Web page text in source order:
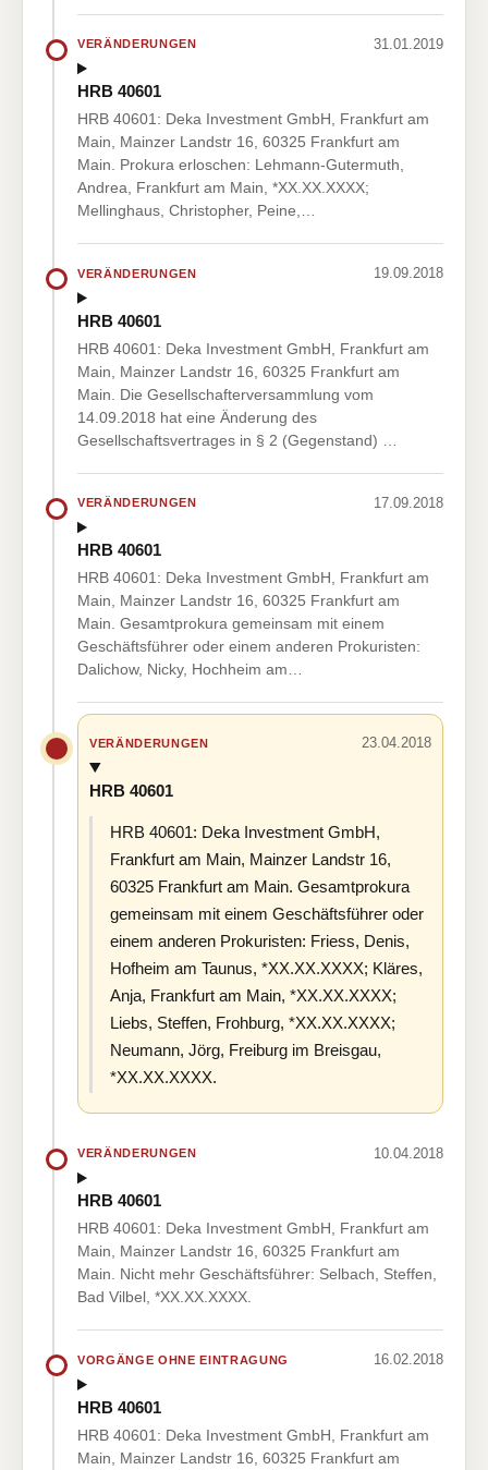
VERÄNDERUNGEN 31.01.2019
HRB 40601
HRB 40601: Deka Investment GmbH, Frankfurt am
Main, Mainzer Landstr 16, 60325 Frankfurt am
Main. Prokura erloschen: Lehmann-Gutermuth,
Andrea, Frankfurt am Main, *XX.XX.XXXX;
Mellinghaus, Christopher, Peine,…
VERÄNDERUNGEN 19.09.2018
HRB 40601
HRB 40601: Deka Investment GmbH, Frankfurt am
Main, Mainzer Landstr 16, 60325 Frankfurt am
Main. Die Gesellschafterversammlung vom
14.09.2018 hat eine Änderung des
Gesellschaftsvertrages in § 2 (Gegenstand) …
VERÄNDERUNGEN 17.09.2018
HRB 40601
HRB 40601: Deka Investment GmbH, Frankfurt am
Main, Mainzer Landstr 16, 60325 Frankfurt am
Main. Gesamtprokura gemeinsam mit einem
Geschäftsführer oder einem anderen Prokuristen:
Dalichow, Nicky, Hochheim am…
VERÄNDERUNGEN 23.04.2018
HRB 40601
HRB 40601: Deka Investment GmbH,
Frankfurt am Main, Mainzer Landstr 16,
60325 Frankfurt am Main. Gesamtprokura
gemeinsam mit einem Geschäftsführer oder
einem anderen Prokuristen: Friess, Denis,
Hofheim am Taunus, *XX.XX.XXXX; Kläres,
Anja, Frankfurt am Main, *XX.XX.XXXX;
Liebs, Steffen, Frohburg, *XX.XX.XXXX;
Neumann, Jörg, Freiburg im Breisgau,
*XX.XX.XXXX.
VERÄNDERUNGEN 10.04.2018
HRB 40601
HRB 40601: Deka Investment GmbH, Frankfurt am
Main, Mainzer Landstr 16, 60325 Frankfurt am
Main. Nicht mehr Geschäftsführer: Selbach, Steffen,
Bad Vilbel, *XX.XX.XXXX.
VORGÄNGE OHNE EINTRAGUNG 16.02.2018
HRB 40601
HRB 40601: Deka Investment GmbH, Frankfurt am
Main, Mainzer Landstr 16, 60325 Frankfurt am